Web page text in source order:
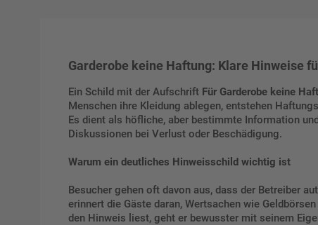
Garderobe keine Haftung: Klare Hinweise
Ein Schild mit der Aufschrift Für Garderobe keine
Menschen ihre Kleidung ablegen, entstehen
Es dient als höfliche, aber bestimmte Information
Diskussionen bei Verlust oder Beschädigung.
Warum ein deutliches Hinweisschild wichtig ist
Besucher gehen oft davon aus, dass der Betreiber
erinnert die Gäste daran, Wertsachen wie
den Hinweis liest, geht er bewusster mit seinem